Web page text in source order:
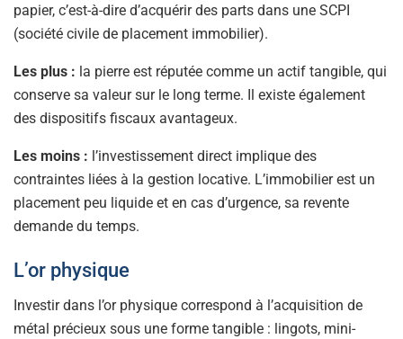
papier, c’est-à-dire d’acquérir des parts dans une SCPI
(société civile de placement immobilier).
Les plus : la pierre est réputée comme un actif tangible, qui
conserve sa valeur sur le long terme. Il existe également
des dispositifs fiscaux avantageux.
Les moins : l’investissement direct implique des
contraintes liées à la gestion locative. L’immobilier est un
placement peu liquide et en cas d’urgence, sa revente
demande du temps.
L’or physique
Investir dans l’or physique correspond à l’acquisition de
métal précieux sous une forme tangible : lingots, mini-